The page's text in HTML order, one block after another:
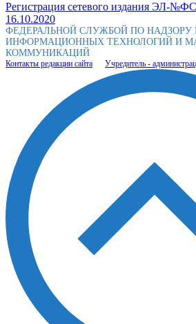
Регистрация сетевого издания ЭЛ-
16.10.2020
ФЕДЕРАЛЬНОЙ СЛУЖБОЙ ПО НАДЗОРУ
ИНФОРМАЦИОННЫХ ТЕХНОЛОГИЙ И
КОММУНИКАЦИЙ
Контакты редакции сайта Учредитель -